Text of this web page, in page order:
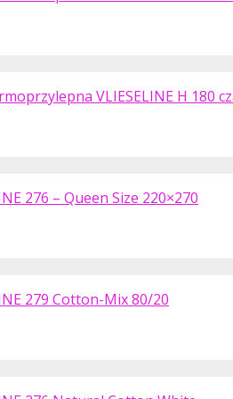
VLIESELINE H 180
276 – Queen Size 220×270
279 Cotton-Mix 80/20